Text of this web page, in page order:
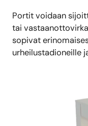
Portit voidaan
tai
sopivat
urheilustadioneille